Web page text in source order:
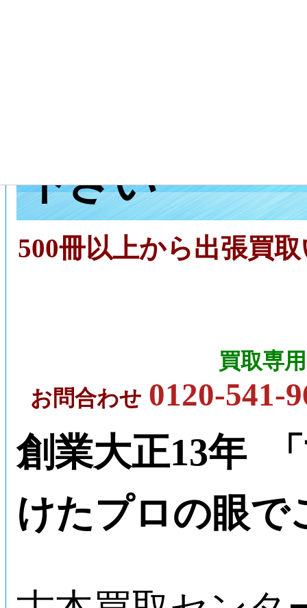
下さい
500冊以上から出張買
買取専
お問合わせ 0120-541-
創業大正13年
けたプロの眼で